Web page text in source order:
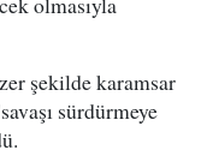
şekilde karamsar
sürdürmeye